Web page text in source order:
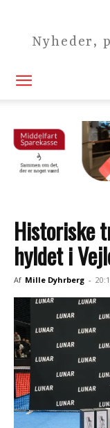
Nyheder,
Historiske
hyldet i
Af Mille Dyhrberg -